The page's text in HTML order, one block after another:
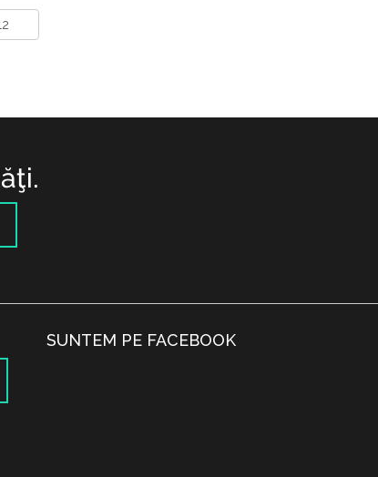
SUNTEM PE FACEBOOK